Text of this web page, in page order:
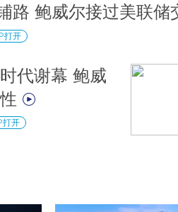
路 鲍威尔接过美联储
打开
代谢幕 鲍威
打开